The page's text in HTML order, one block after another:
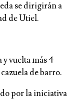
se dirigirán a
de Utiel.
y vuelta más 4
de barro.
por la iniciativa